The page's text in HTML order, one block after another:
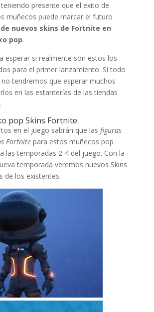
presente que el exito de
muñecos puede marcar el futuro
nuevos skins de Fortnite en
pop.
esperar si realmente son estos los
para el primer lanzamiento. Si todo
tendremos que esperar muchos
en las estanterías de las tiendas
pop Skins Fortnite
en el juego sabrán que las figuras
Fortnitepara estos muñecos pop
las temporadas 2-4 del juego. Con la
temporada veremos nuevos Skins
de los existentes.